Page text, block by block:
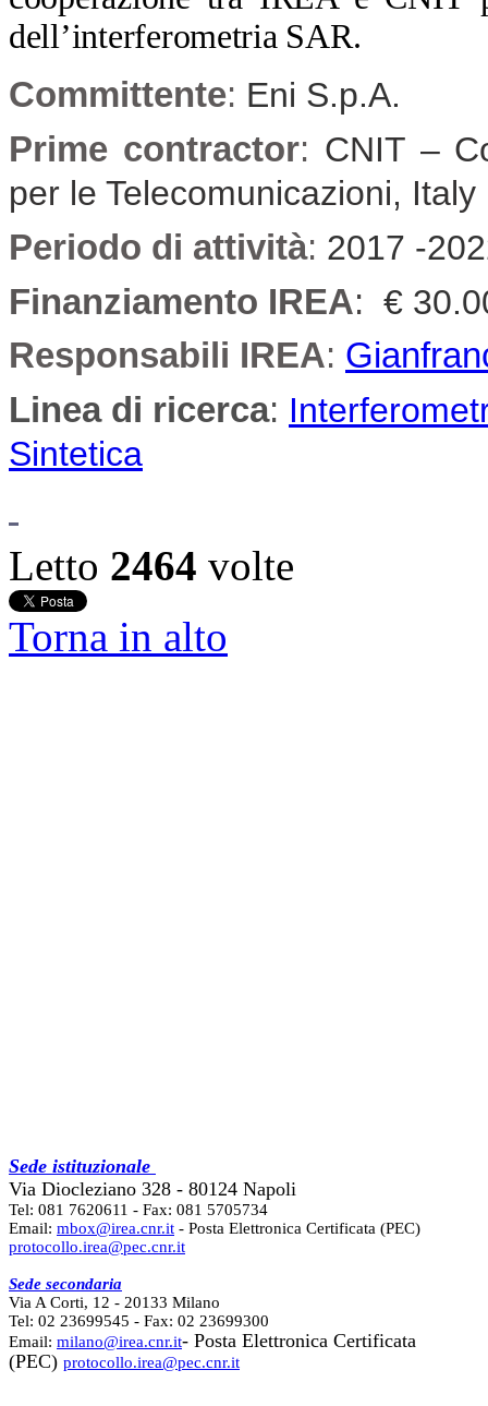
dell’interferometria SAR.
Committente: Eni S.p.A.
Prime contractor: CNIT –
per le Telecomunicazioni, Italy
Periodo di attività: 2017 -
Finanziamento IREA: €
Responsabili IREA:
Linea di ricerca:
Sintetica
Letto 2464 volte
Torna in alto
Sede istituzionale
Via Diocleziano 328 - 80124 Napoli
Tel: 081 7620611 - Fax: 081 5705734
Email: mbox@irea.cnr.it - Posta Elettronica Certificata (PEC)
protocollo.irea@pec.cnr.it
Sede secondaria
Via A Corti, 12 - 20133 Milano
Tel: 02 23699545 - Fax: 02 23699300
Email: milano@irea.cnr.it- Posta Elettronica Certificata
(PEC) protocollo.irea@pec.cnr.it